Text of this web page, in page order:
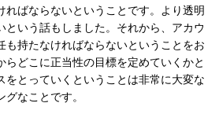
ればならないということです。より透明
という話もしました。それから、アカウ
も持たなければならないということをお
らどこに正当性の目標を定めていくかと
をとっていくということは非常に大変な
なことです。